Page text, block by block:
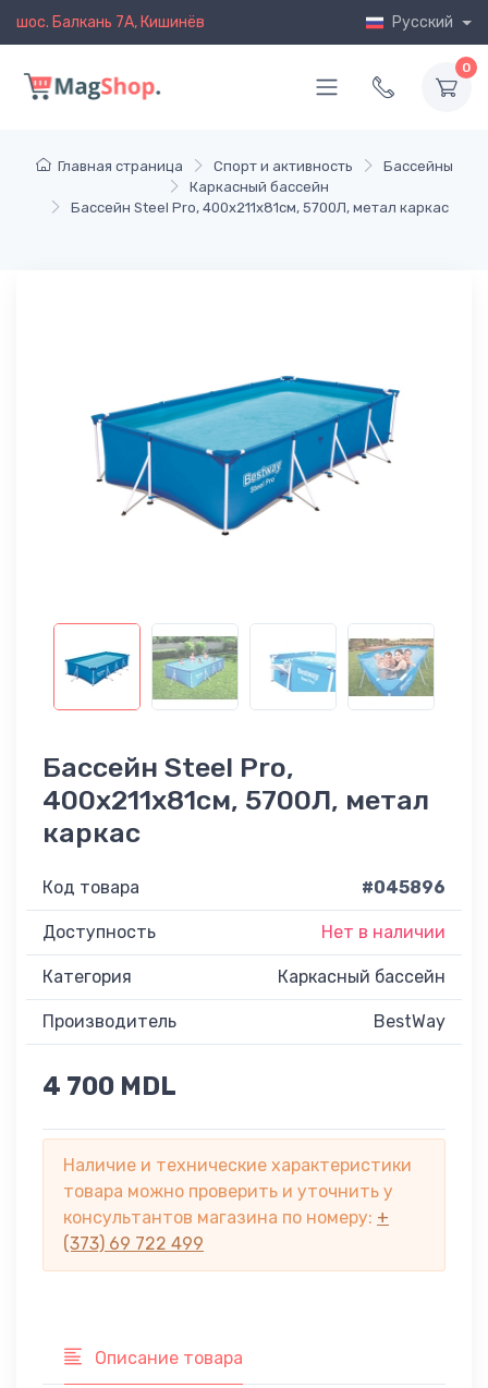
шос. Балкань 7A, Кишинёв Русский
0
Главная страница Спорт и активность
Бассейны
Каркасный бассейн
Бассейн Steel Pro, 400x211x81см, 5700Л, метал каркас
Бассейн Steel Pro,
400x211x81см, 5700Л, метал
каркас
Код товара #045896
Доступность Нет в наличии
Категория Каркасный бассейн
Производитель BestWay
4 700 MDL
Наличие и технические характеристики
товара можно проверить и уточнить у
консультантов магазина по номеру: +
(373) 69 722 499
Описание товара